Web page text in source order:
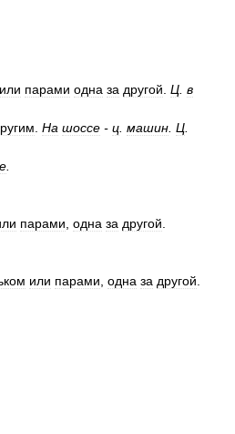
или парами одна за другой Ц в
На шоссе - ц машин Ц
парами одна за другой
или парами одна за другой